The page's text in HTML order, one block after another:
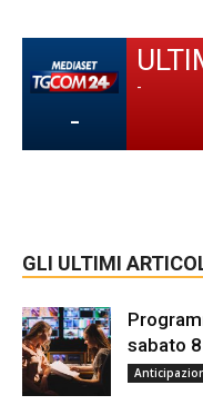
-
-
GLI ULTIMI
sabato